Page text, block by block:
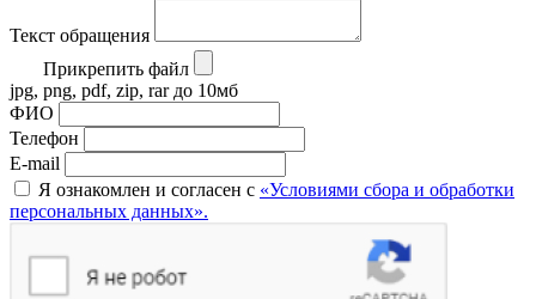
Текст обращения
Прикрепить файл
jpg, png, pdf, zip, rar до 10мб
ФИО
Телефон
E-mail
Я ознакомлен и согласен с «Условиями сбора и обработки
персональных данных».